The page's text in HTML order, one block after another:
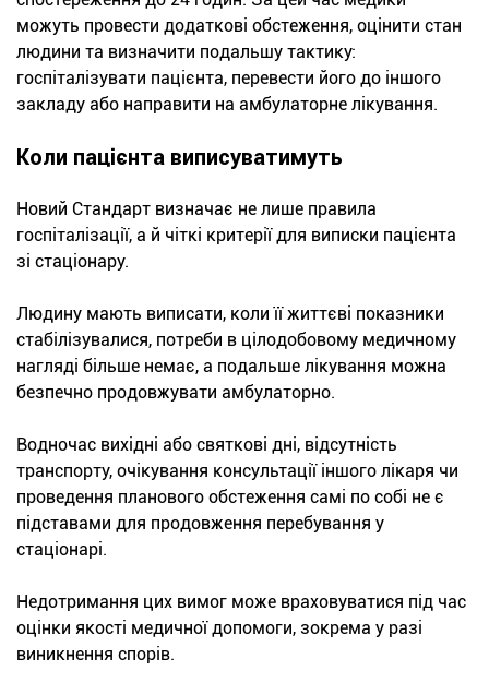
можуть провести додаткові обстеження, оцінити стан
людини та визначити подальшу тактику:
госпіталізувати пацієнта, перевести його до іншого
закладу або направити на амбулаторне лікування.
Коли пацієнта виписуватимуть
Новий Стандарт визначає не лише правила
госпіталізації, а й чіткі критерії для виписки пацієнта
зі стаціонару.
Людину мають виписати, коли її життєві показники
стабілізувалися, потреби в цілодобовому медичному
нагляді більше немає, а подальше лікування можна
безпечно продовжувати амбулаторно.
Водночас вихідні або святкові дні, відсутність
транспорту, очікування консультації іншого лікаря чи
проведення планового обстеження самі по собі не є
підставами для продовження перебування у
стаціонарі.
Недотримання цих вимог може враховуватися під час
оцінки якості медичної допомоги, зокрема у разі
виникнення спорів.